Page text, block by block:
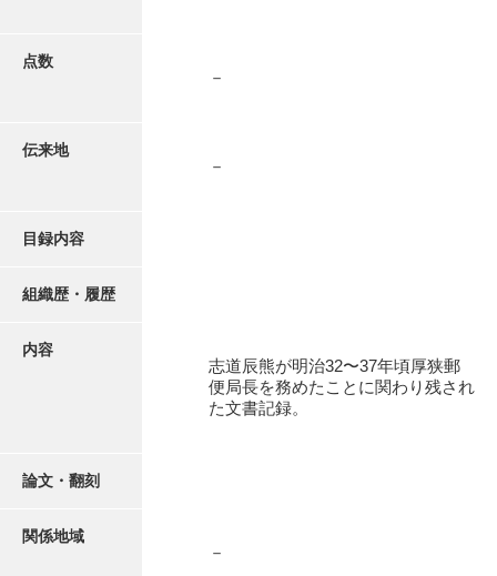
阿武家文書（山口市）
点数
－
伝来地
－
目録内容
組織歴・履歴
内容
志道辰熊が明治32〜37年頃厚狭郵
便局長を務めたことに関わり残され
た文書記録。
論文・翻刻
関係地域
－